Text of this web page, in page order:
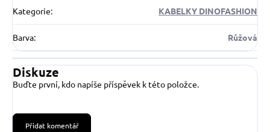
Kategorie: KABELKY DINOFASHION
Barva: Růžová
Diskuze
Buďte první, kdo napíše příspěvek k této položce.
Přidat komentář